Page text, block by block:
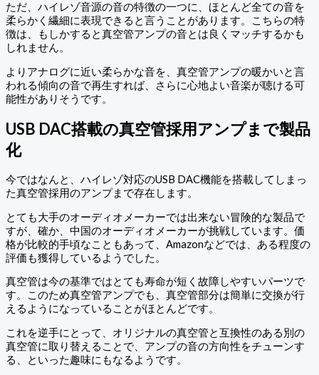
ただ、ハイレゾ音源の音の特徴の一つに、ほとんど全ての音を
柔らかく繊細に表現できると言うことがあります。こちらの特
徴は、もしかすると真空管アンプの音とは良くマッチするかも
しれません。
よりアナログに近い柔らかな音を、真空管アンプの暖かいと言
われる傾向の音で再生すれば、さらに心地よい音楽が聴ける可
能性がありそうです。
USB DAC搭載の真空管採用アンプまで製品
化
今ではなんと、ハイレゾ対応のUSB DAC機能を搭載してしまっ
た真空管採用のアンプまで存在します。
とても大手のオーディオメーカーでは出来ない冒険的な製品で
すが、確か、中国のオーディオメーカーが挑戦しています。価
格が比較的手頃なこともあって、Amazonなどでは、ある程度の
評価も獲得しているようでした。
真空管は今の基準ではとても寿命が短く故障しやすいパーツで
す。このため真空管アンプでも、真空管部分は簡単に交換が行
えるようになっていることがほとんどです。
これを逆手にとって、オリジナルの真空管と互換性のある別の
真空管に取り替えることで、アンプの音の方向性をチューンす
る、といった趣味にもなるようです。